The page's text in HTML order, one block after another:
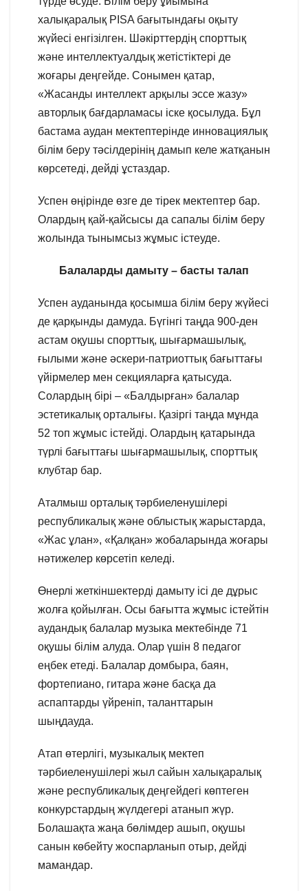
халықаралық PISA бағытындағы оқыту
жүйесі енгізілген. Шәкірттердің спорттық
және интеллектуалдық жетістіктері де
жоғары деңгейде. Сонымен қатар,
«Жасанды интеллект арқылы эссе жазу»
авторлық бағдарламасы іске қосылуда. Бұл
бастама аудан мектептерінде инновациялық
білім беру тәсілдерінің дамып келе жатқанын
көрсетеді, дейді ұстаздар.
Успен өңірінде өзге де тірек мектептер бар.
Олардың қай-қайсысы да сапалы білім беру
жолында тынымсыз жұмыс істеуде.
Балаларды дамыту – басты талап
Успен ауданында қосымша білім беру жүйесі
де қарқынды дамуда. Бүгінгі таңда 900-ден
астам оқушы спорттық, шығармашылық,
ғылыми және әскери-патриоттық бағыттағы
үйірмелер мен секцияларға қатысуда.
Солардың бірі – «Балдырған» балалар
эстетикалық орталығы. Қазіргі таңда мұнда
52 топ жұмыс істейді. Олардың қатарында
түрлі бағыттағы шығармашылық, спорттық
клубтар бар.
Аталмыш орталық тәрбиеленушілері
республикалық және облыстық жарыстарда,
«Жас ұлан», «Қалқан» жобаларында жоғары
нәтижелер көрсетіп келеді.
Өнерлі жеткіншектерді дамыту ісі де дұрыс
жолға қойылған. Осы бағытта жұмыс істейтін
аудандық балалар музыка мектебінде 71
оқушы білім алуда. Олар үшін 8 педагог
еңбек етеді. Балалар домбыра, баян,
фортепиано, гитара және басқа да
аспаптарды үйреніп, таланттарын
шыңдауда.
Атап өтерлігі, музыкалық мектеп
тәрбиеленушілері жыл сайын халықаралық
және республикалық деңгейдегі көптеген
конкурстардың жүлдегері атанып жүр.
Болашақта жаңа бөлімдер ашып, оқушы
санын көбейту жоспарланып отыр, дейді
мамандар.